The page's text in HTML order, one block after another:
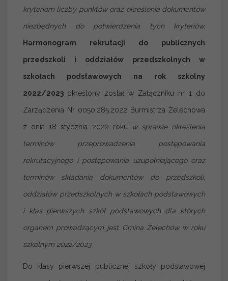
kryteriom liczby punktów oraz określenia dokumentów
niezbędnych do potwierdzenia tych kryteriów.
Harmonogram rekrutacji do publicznych
przedszkoli i oddziałów przedszkolnych w
szkołach podstawowych na rok szkolny
2022/2023 określony został w Załączniku nr 1 do
Zarządzenia Nr 0050.285.2022 Burmistrza Żelechowa
z dnia 18 stycznia 2022 roku w sprawie określenia
terminów przeprowadzenia postępowania
rekrutacyjnego i postępowania uzupełniającego oraz
terminów składania dokumentów do przedszkoli,
oddziałów przedszkolnych w szkołach podstawowych
i klas pierwszych szkół podstawowych dla których
organem prowadzącym jest Gmina Żelechów w roku
szkolnym 2022/2023.
Do klasy pierwszej publicznej szkoły podstawowej